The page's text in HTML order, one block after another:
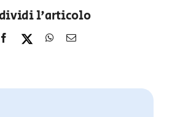
l'articolo